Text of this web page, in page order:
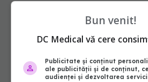
Bun venit!
DC Medical vă cere
Publicitate și conținut
ale publicității și de conținut,
audienței și dezvoltarea